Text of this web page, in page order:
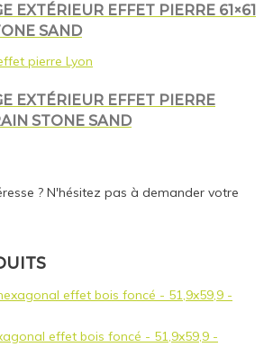
EXTÉRIEUR EFFET PIERRE 61×61
SAND
EXTÉRIEUR EFFET PIERRE
STONE SAND
? N'hésitez pas à demander votre
effet bois foncé - 51,9x59,9 -